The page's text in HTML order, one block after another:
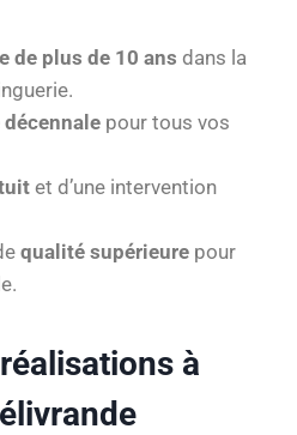
de plus de 10 ans dans la
pour tous vos
et d’une intervention
qualité supérieure pour
à